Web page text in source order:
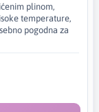
plinom,
temperature,
pogodna za